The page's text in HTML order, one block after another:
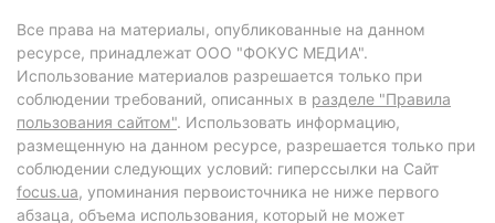
Все права на материалы, опубликованные на данном
ресурсе, принадлежат ООО "ФОКУС МЕДИА".
Использование материалов разрешается только при
соблюдении требований, описанных в разделе "Правила
пользования сайтом". Использовать информацию,
размещенную на данном ресурсе, разрешается только при
соблюдении следующих условий: гиперссылки на Сайт
focus.ua, упоминания первоисточника не ниже первого
абзаца, объема использования, который не может